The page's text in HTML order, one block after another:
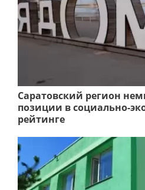
Саратовский регион
позиции в социально-
рейтинге